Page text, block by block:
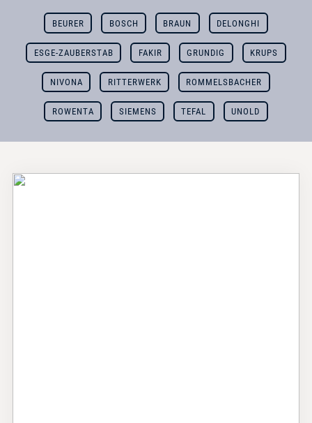
BEURER BOSCH BRAUN DELONGHI
ESGE-ZAUBERSTAB FAKIR GRUNDIG KRUPS
NIVONA RITTERWERK ROMMELSBACHER
ROWENTA SIEMENS TEFAL UNOLD